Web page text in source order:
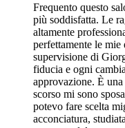
Frequento questo
più soddisfatta. Le
altamente
perfettamente le
supervisione di
fiducia e ogni
approvazione. È
scorso mi sono
potevo fare scelta
acconciatura,